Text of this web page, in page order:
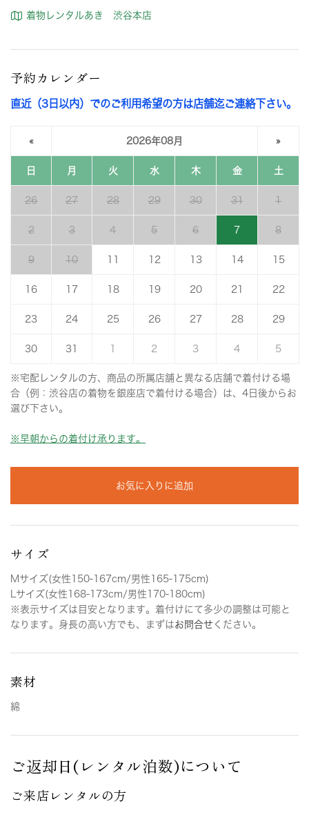
着物レンタルあき 渋谷本店
予約カレンダー
直近（3日以内）でのご利用希望の方は店舗迄ご連絡下さい。
« 2026年08月 »
日 月 火 水 木 金 土
26 27 28 29 30 31 1
2 3 4 5 6 7 8
9 10 12 13 14 15
16 17 18 19 20 21 22
23 24 25 26 27 28 29
30 31 2 3 4 5
※宅配レンタルの方、商品の所属店舗と異なる店舗で着付ける場
合（例：渋谷店の着物を銀座店で着付ける場合）は、4日後からお
選び下さい。
※早朝からの着付け承ります。
お気に入りに追加
サイズ
Mサイズ(女性150-167cm/男性165-175cm)
Lサイズ(女性168-173cm/男性170-180cm)
※表示サイズは目安となります。着付けにて多少の調整は可能と
なります。身長の高い方でも、まずはお問合せ ください。
素材
綿
ご返却日(レンタル泊数)について
ご来店レンタルの方